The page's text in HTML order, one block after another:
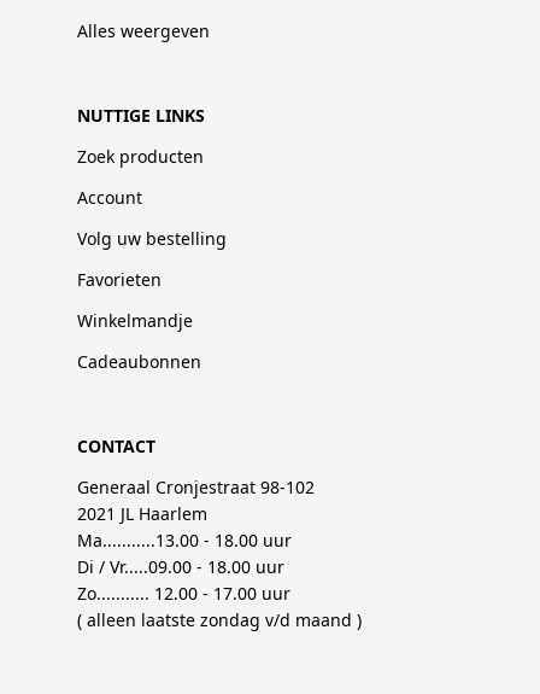
Alles weergeven
NUTTIGE LINKS
Zoek producten
Account
Volg uw bestelling
Favorieten
Winkelmandje
Cadeaubonnen
CONTACT
Generaal Cronjestraat 98-102
2021 JL Haarlem
Ma...........13.00 - 18.00 uur
Di / Vr.....09.00 - 18.00 uur
Zo........... 12.00 - 17.00 uur
( alleen laatste zondag v/d maand )